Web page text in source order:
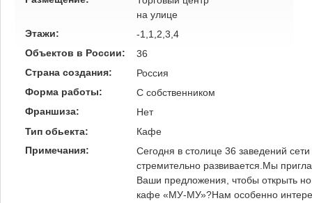
на улице
Этажи:
-1,1,2,3,4
Объектов в России:
36
Страна создания:
Россия
Форма работы:
C собственником
Франшиза:
Нет
Тип обьекта:
Кафе
Примечания:
Сегодня в столице 36 заведений
стремительно развивается.Мы
Ваши предложения, чтобы открыть
кафе «МУ-МУ»?Нам особенно